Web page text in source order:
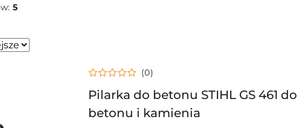
5
Pilarka do betonu STIHL GS 461 do
betonu i kamienia
(0)